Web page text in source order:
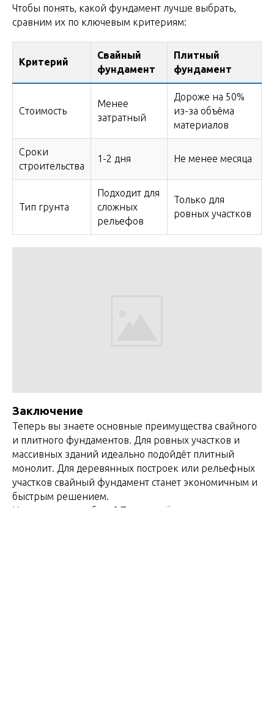
Чтобы понять, какой фундамент лучше выбрать,
сравним их по ключевым критериям:
Критерий
Свайный
фундамент
Плитный
фундамент
Стоимость
Менее
затратный
Дороже на 50%
из-за объёма
материалов
Сроки
строительства
1-2 дня Не менее месяца
Тип грунта
Подходит для
сложных
рельефов
Только для
ровных участков
Заключение
Теперь вы знаете основные преимущества свайного
и плитного фундаментов. Для ровных участков и
массивных зданий идеально подойдёт плитный
монолит. Для деревянных построек или рельефных
участков свайный фундамент станет экономичным и
быстрым решением.
Не уверены в выборе? Получите
бесплатную